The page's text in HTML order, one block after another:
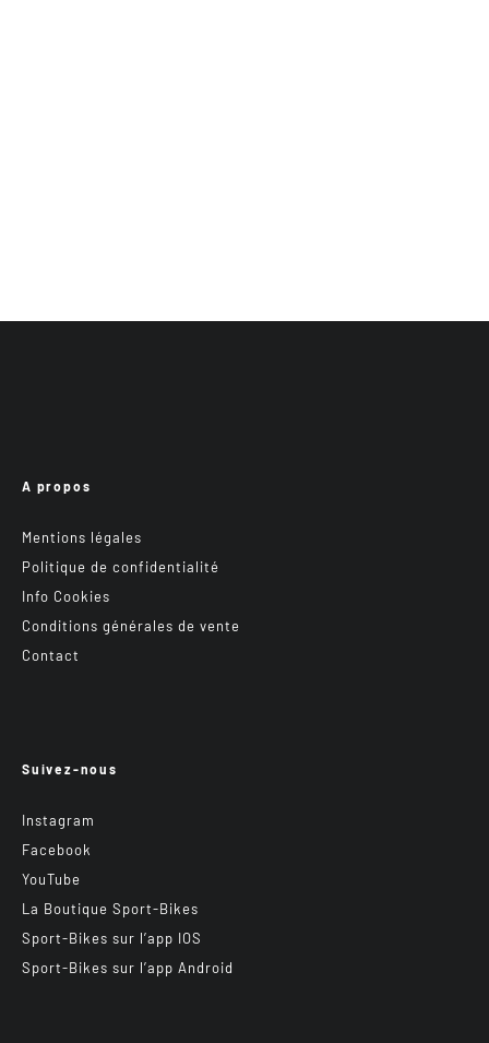
A propos
Mentions légales
Politique de confidentialité
Info Cookies
Conditions générales de vente
Contact
Suivez-nous
Instagram
Facebook
YouTube
La Boutique Sport-Bikes
Sport-Bikes sur l’app IOS
Sport-Bikes sur l’app Android